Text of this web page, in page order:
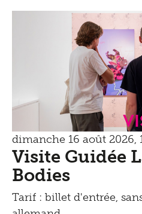
dimanche 16 août 2026,
Visite Guidée
Bodies
Tarif : billet d'entrée,